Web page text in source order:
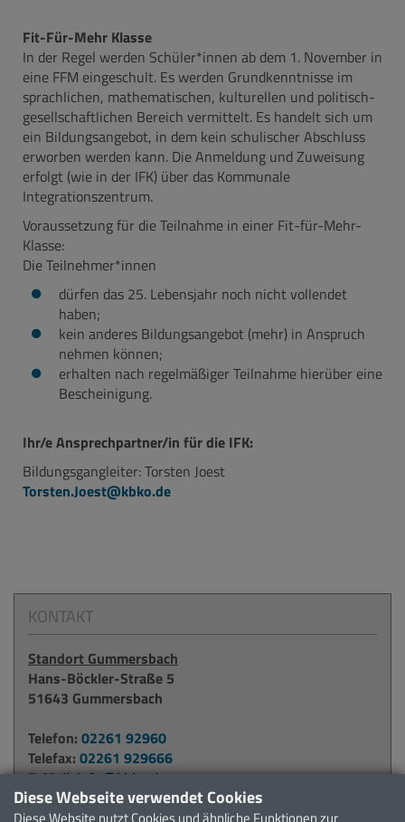
Diese Webseite verwendet Cookies
Fit-Für-Mehr Klasse
In der Regel werden Schüler*innen ab dem 1. November in
eine FFM eingeschult. Es werden Grundkenntnisse im
sprachlichen, mathematischen, kulturellen und politisch-
gesellschaftlichen Bereich vermittelt. Es handelt sich um
ein Bildungsangebot, in dem kein schulischer Abschluss
erworben werden kann. Die Anmeldung und Zuweisung
erfolgt (wie in der IFK) über das Kommunale
Integrationszentrum.
Voraussetzung für die Teilnahme in einer Fit-für-Mehr-
Klasse:
Die Teilnehmer*innen
dürfen das 25. Lebensjahr noch nicht vollendet
haben;
kein anderes Bildungsangebot (mehr) in Anspruch
nehmen können;
erhalten nach regelmäßiger Teilnahme hierüber eine
Bescheinigung.
Ihr/e Ansprechpartner/in für die IFK:
Bildungsgangleiter: Torsten Joest
Torsten.Joest@kbko.de
KONTAKT
Standort Gummersbach
Hans-Böckler-Straße 5
51643 Gummersbach
Telefon: 02261 92960
Telefax: 02261 929666
E-Mail: info@kbko.de